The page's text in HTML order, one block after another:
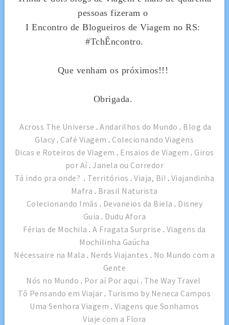
pessoas fizeram o
I Encontro de Blogueiros de Viagem no RS:
#TchÊncontro.
Que venham os próximos!!!
Obrigada.
Across The Universe .Andarilhos do Mundo . Blog da
Glacy . Café Viagem . Colecionando Viagens
Dicas e Roteiros de Viagem . Ensaios de Viagem . Giros
por Aí.Janela ou Corredor
Tá indo pra onde? . Territórios .Viaja, Bi! . Viajandinha
Mafra . Brasil Naturista
Colecionando Imãs . Devaneios da Biela . Disney
Guia . Dudu Afora
Férias de Mochila .A Fragata Surprise . Viagens da
Mochilinha Gaúcha
Nécessaire na Mala . Nerds Viajantes . No Mundo com a
Gente
Nós no Mundo . Por aí Por aqui . The Way Travel
Tô Pensando em Viajar . Turismo by Neneca Campos
Uma Senhora Viagem . Viagens que Sonhamos
Viaje com a Flora